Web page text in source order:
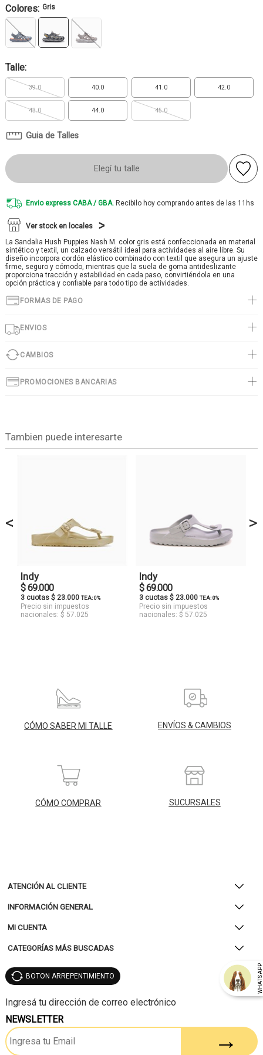
Colores: Gris
Talle:
39.0 40.0 41.0 42.0
43.0 44.0 45.0
Guia de Talles
Elegí tu talle
Envio express CABA / GBA. Recibilo hoy comprando antes de las 11hs
Ver stock en locales
La Sandalia Hush Puppies Nash M. color gris está confeccionada en material
sintético y textil, un calzado versátil ideal para actividades al aire libre. Su
diseño incorpora cordón elástico combinado con textil que asegura un ajuste
firme, seguro y cómodo, mientras que la suela de goma antideslizante
proporciona tracción y estabilidad en cada paso, convirtiéndola en una
opción práctica y confiable para todo tipo de actividades.
FORMAS DE PAGO
ENVIOS
CAMBIOS
PROMOCIONES BANCARIAS
Tambien puede interesarte
<
Indy
$ 69.000
3 cuotas $ 23.000 TEA: 0%
Precio sin impuestos
nacionales: $ 57.025
Indy
$ 69.000
3 cuotas $ 23.000 TEA: 0%
Precio sin impuestos
nacionales: $ 57.025
>
CÓMO SABER MI TALLE ENVÍOS & CAMBIOS
CÓMO COMPRAR SUCURSALES
ATENCIÓN AL CLIENTE
INFORMACIÓN GENERAL
MI CUENTA
CATEGORÍAS MÁS BUSCADAS
WHATSAPP
BOTON ARREPENTIMIENTO
NEWSLETTER